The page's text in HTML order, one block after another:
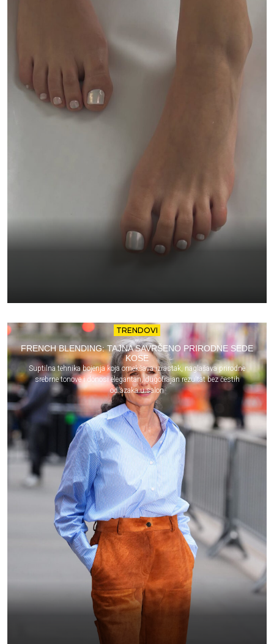
TRENDOVI
FRENCH BLENDING: TAJNA SAVRŠENO PRIRODNE SEDE
KOSE
Suptilna tehnika bojenja koja omekšava izrastak, naglašava prirodne
srebrne tonove i donosi elegantan, dugotrajan rezultat bez čestih
odlazaka u salon